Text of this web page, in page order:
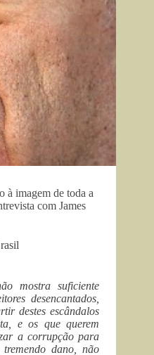
à imagem de toda a
com James
mostra suficiente
desencantados,
destes escândalos
e os que querem
a corrupção para
dano, não